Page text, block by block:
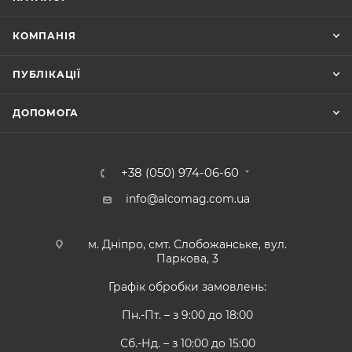
КОМПАНІЯ
ПУБЛІКАЦІЇ
ДОПОМОГА
+38 (050) 974-06-60
info@alcomag.com.ua
м. Дніпро, смт. Слобожанське, вул.
Паркова, 3
Графік обробки замовлень:
Пн.-Пт. – з 9:00 до 18:00
Сб.-Нд. – з 10:00 до 15:00